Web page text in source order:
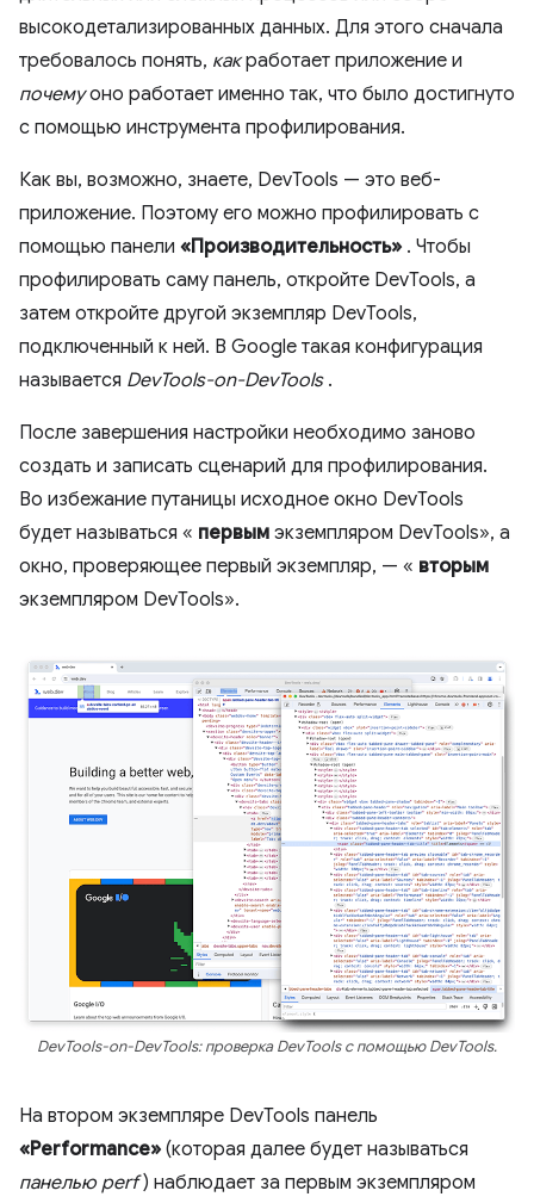
высокодетализированных данных. Для этого сначала
требовалось понять, какработает приложение и
почемуоно работает именно так, что было достигнуто
с помощью инструмента профилирования.
Как вы, возможно, знаете, DevTools — это веб-
приложение. Поэтому его можно профилировать с
помощью панели «Производительность» . Чтобы
профилировать саму панель, откройте DevTools, а
затем откройте другой экземпляр DevTools,
подключенный к ней. В Google такая конфигурация
называется DevTools-on-DevTools.
После завершения настройки необходимо заново
создать и записать сценарий для профилирования.
Во избежание путаницы исходное окно DevTools
будет называться « первым экземпляром DevTools», а
окно, проверяющее первый экземпляр, — « вторым
экземпляром DevTools».
DevTools-on-DevTools: проверка DevTools с помощью DevTools.
На втором экземпляре DevTools панель
«Performance» (которая далее будет называться
панелью perf) наблюдает за первым экземпляром